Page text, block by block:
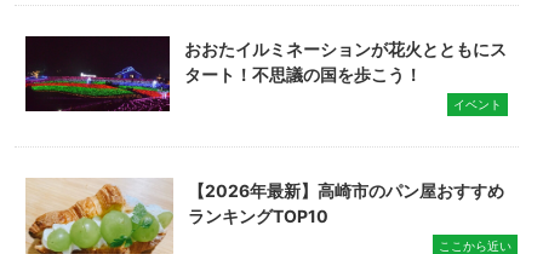
おおたイルミネーションが花火とともにス
タート！不思議の国を歩こう！
イベント
【2026年最新】高崎市のパン屋おすすめ
ランキングTOP10
ここから近い